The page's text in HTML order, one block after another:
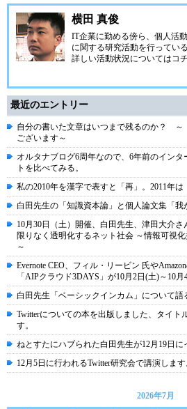
横田 真俊
IT企業に勤める傍ら、個人活
に関する研究活動を行っている
詳しい活動状況についてはコ
最近のエントリー
自分の書いた文章はいつまで残るのか？
ございます～
オルタナブログ6周年なので、6年前のイン
トを比べてみる。
私の2010年を漢字で表すと「再」。2011年は
白田先生の「知識資本論」と個人論文集「
10月30日（土）開催、白田先生、津田大介さ
限りなく透明化するネット社会 ～情報可視
～
Evernote CEO、フィル・リービン 氏や
「AIPクラウド3DAYS」が10月2日(土)～10月
白田先生「ベーシックインカム」について
Twitterについての本を出版しました、タイト
す。
ねとすたにハブられた白田先生が12月19日に
12月5日に行われるTwitter研究会で講演します
2026年7月